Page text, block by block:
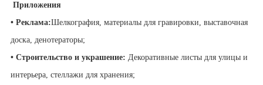
Приложения
• Реклама:Шелкография, материалы для гравировки, выставочная
доска, денотераторы;
• Строительство и украшение: Декоративные листы для улицы и
интерьера, стеллажи для хранения;